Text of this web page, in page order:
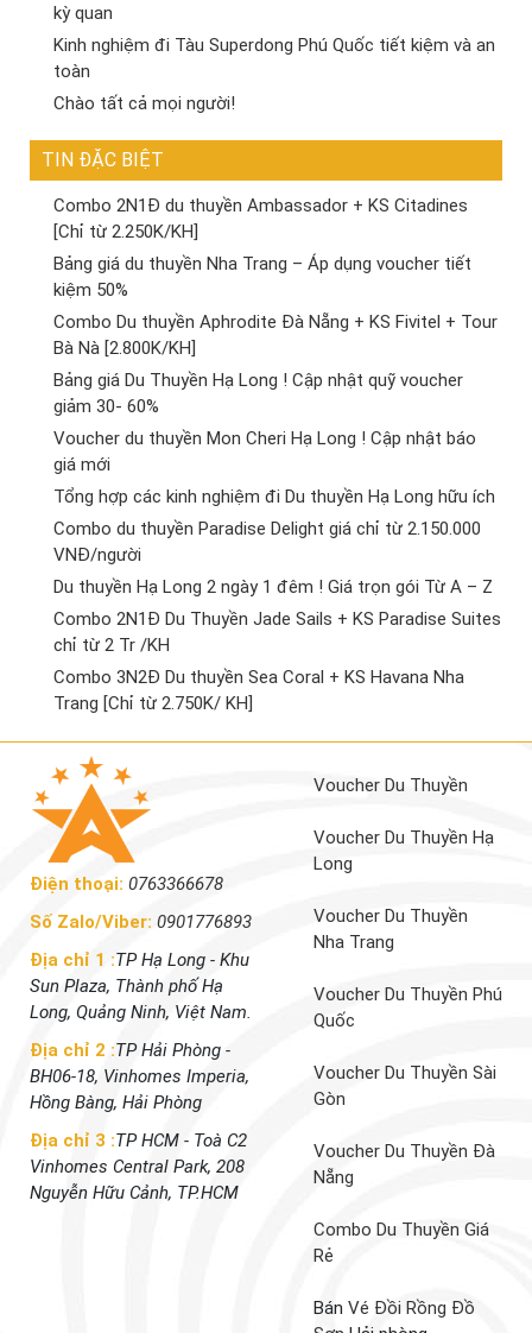
kỳ quan
Kinh nghiệm đi Tàu Superdong Phú Quốc tiết kiệm và an
toàn
Chào tất cả mọi người!
TIN ĐẶC BIỆT
Combo 2N1Đ du thuyền Ambassador + KS Citadines
[Chỉ từ 2.250K/KH]
Bảng giá du thuyền Nha Trang – Áp dụng voucher tiết
kiệm 50%
Combo Du thuyền Aphrodite Đà Nẵng + KS Fivitel + Tour
Bà Nà [2.800K/KH]
Bảng giá Du Thuyền Hạ Long ! Cập nhật quỹ voucher
giảm 30- 60%
Voucher du thuyền Mon Cheri Hạ Long ! Cập nhật báo
giá mới
Tổng hợp các kinh nghiệm đi Du thuyền Hạ Long hữu ích
Combo du thuyền Paradise Delight giá chỉ từ 2.150.000
VNĐ/người
Du thuyền Hạ Long 2 ngày 1 đêm ! Giá trọn gói Từ A – Z
Combo 2N1Đ Du Thuyền Jade Sails + KS Paradise Suites
chỉ từ 2 Tr /KH
Combo 3N2Đ Du thuyền Sea Coral + KS Havana Nha
Trang [Chỉ từ 2.750K/ KH]
Điện thoại: 0763366678
Số Zalo/Viber: 0901776893
Địa chỉ 1 :TP Hạ Long - Khu
Sun Plaza, Thành phố Hạ
Long, Quảng Ninh, Việt Nam.
Địa chỉ 2 :TP Hải Phòng -
BH06-18, Vinhomes Imperia,
Hồng Bàng, Hải Phòng
Địa chỉ 3 :TP HCM - Toà C2
Vinhomes Central Park, 208
Nguyễn Hữu Cảnh, TP.HCM
Voucher Du Thuyền
Voucher Du Thuyền Hạ
Long
Voucher Du Thuyền
Nha Trang
Voucher Du Thuyền Phú
Quốc
Voucher Du Thuyền Sài
Gòn
Voucher Du Thuyền Đà
Nẵng
Combo Du Thuyền Giá
Rẻ
Bán Vé Đồi Rồng Đồ